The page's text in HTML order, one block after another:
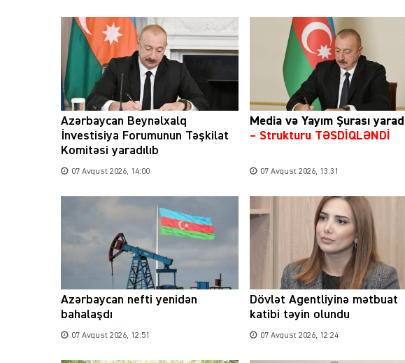
Azərbaycan Beynəlxalq
İnvestisiya Forumunun Təşkilat
Komitəsi yaradılıb
07 Avqust 2026, 14:00
Media və Yayım Şurası
– Strukturu TƏSDİQLƏNDİ
07 Avqust 2026, 13:31
Azərbaycan nefti yenidən
bahalaşdı
07 Avqust 2026, 12:51
Dövlət Agentliyinə mətbuat
katibi təyin olundu
07 Avqust 2026, 12:24